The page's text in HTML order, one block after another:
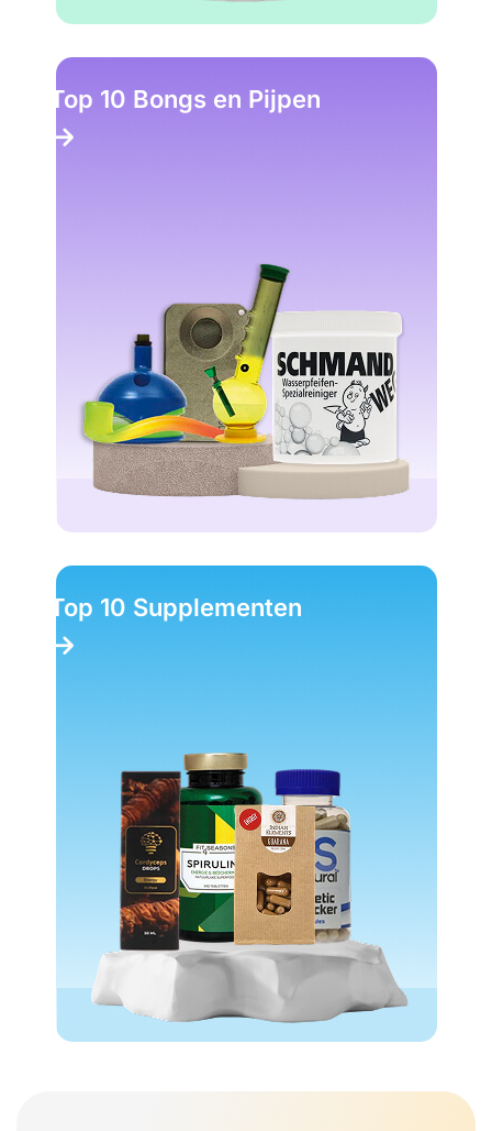
Top 10 Bongs en Pijpen
Top 10 Supplementen